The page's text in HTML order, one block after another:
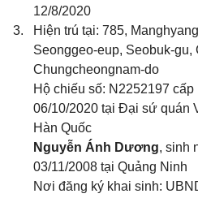
3.
12/8/2020
Hiện trú tại: 785,
Seonggeo-eup, Seobuk-gu,
Chungcheongnam-do
Hộ chiếu số: N2252197 cấp
06/10/2020 tại Đại sứ quán
Hàn Quốc
Nguyễn Ánh Dương, sinh
03/11/2008 tại Quảng Ninh
Nơi đăng ký khai sinh: